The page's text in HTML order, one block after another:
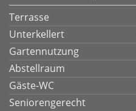
Terrasse
Unterkellert
Gartennutzung
Abstellraum
Gäste-WC
Seniorengerecht